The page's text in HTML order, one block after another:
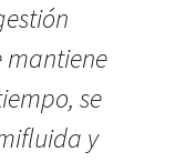
mantiene
se
y